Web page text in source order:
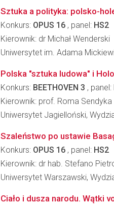
Sztuka a polityka: polsko-
Konkurs: OPUS 16 , panel: HS2
Kierownik: dr Michał Wenderski
Uniwersytet im. Adama
Polska "sztuka ludowa" i
Konkurs: BEETHOVEN 3 , panel:
Kierownik: prof. Roma Sendyka
Uniwersytet Jagielloński,
Szaleństwo po ustawie
Konkurs: OPUS 16 , panel: HS2
Kierownik: dr hab. Stefano
Uniwersytet Warszawski,
Ciało i dusza narodu.